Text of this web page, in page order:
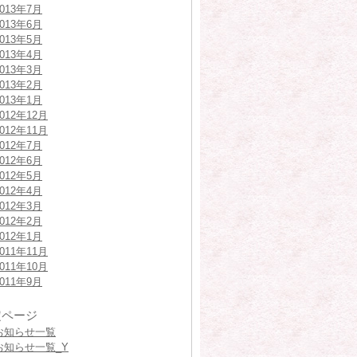
年7月
年6月
年5月
年4月
年3月
年2月
年1月
年12月
年11月
年7月
年6月
年5月
年4月
年3月
年2月
年1月
年11月
年10月
年9月
ージ
知らせ一覧
知らせ一覧_Y